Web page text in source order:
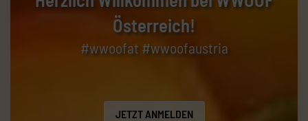
Österreich!
#wwoofat #wwoofaustria
JETZT ANMELDEN